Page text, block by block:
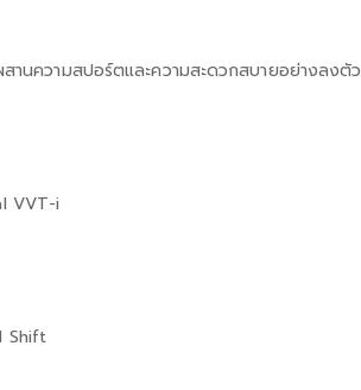
านความสปอร์ตและความสะดวกสบายอย่างลงตัว
VVT-i
Shift